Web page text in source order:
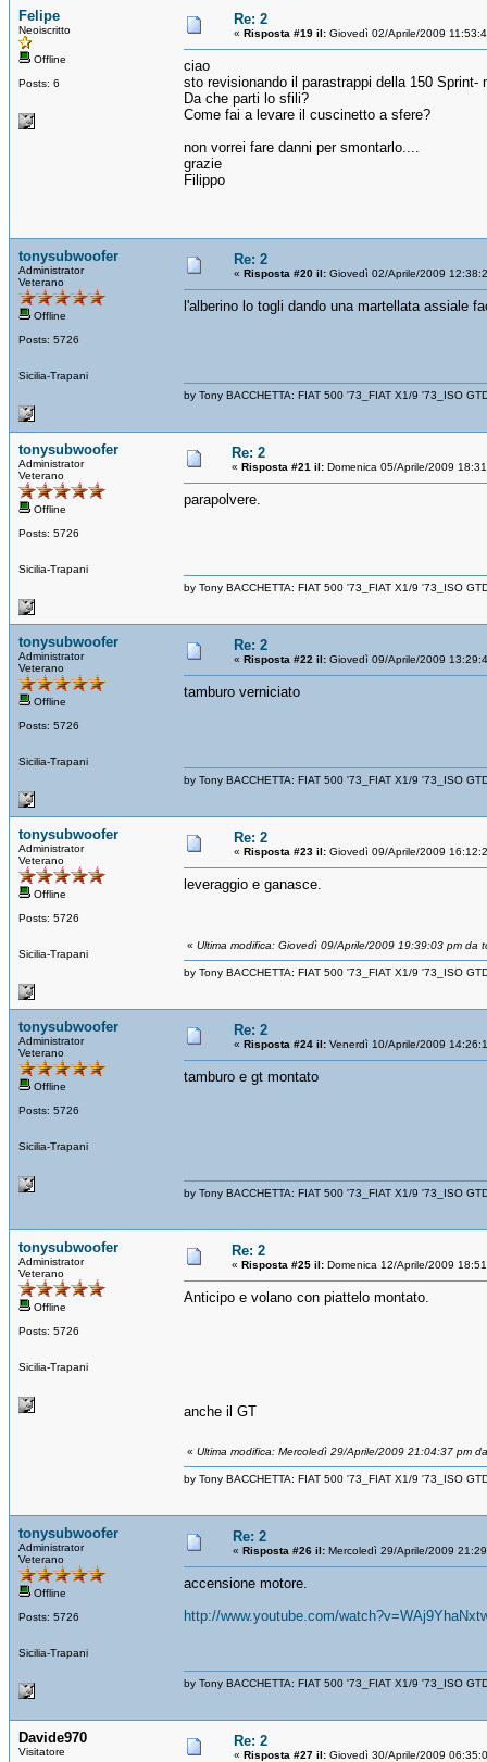
Felipe
Neoiscritto
Offline
Posts: 6
Re: 2
« Risposta #19 il: Giovedì 02/Aprile/2009
ciao
sto revisionando il parastrappi della 150 Sprint-
Da che parti lo sfili?
Come fai a levare il cuscinetto a sfere?
non vorrei fare danni per smontarlo....
grazie
Filippo
tonysubwoofer
Administrator
Veterano
Offline
Posts: 5726
Sicilia-Trapani
Re: 2
« Risposta #20 il: Giovedì 02/Aprile/2009
l'alberino lo togli dando una martellata assiale
by Tony BACCHETTA: FIAT 500 '73_FIAT X1/9 '73_ISO
tonysubwoofer
Administrator
Veterano
Offline
Posts: 5726
Sicilia-Trapani
Re: 2
« Risposta #21 il: Domenica 05/Aprile/2009
parapolvere.
by Tony BACCHETTA: FIAT 500 '73_FIAT X1/9 '73_ISO
tonysubwoofer
Administrator
Veterano
Offline
Posts: 5726
Sicilia-Trapani
Re: 2
« Risposta #22 il: Giovedì 09/Aprile/2009
tamburo verniciato
by Tony BACCHETTA: FIAT 500 '73_FIAT X1/9 '73_ISO
tonysubwoofer
Administrator
Veterano
Offline
Posts: 5726
Sicilia-Trapani
Re: 2
« Risposta #23 il: Giovedì 09/Aprile/2009
leveraggio e ganasce.
« Ultima modifica: Giovedì 09/Aprile/2009 19:39:03 pm da
by Tony BACCHETTA: FIAT 500 '73_FIAT X1/9 '73_ISO
tonysubwoofer
Administrator
Veterano
Offline
Posts: 5726
Sicilia-Trapani
Re: 2
« Risposta #24 il: Venerdì 10/Aprile/2009
tamburo e gt montato
by Tony BACCHETTA: FIAT 500 '73_FIAT X1/9 '73_ISO
tonysubwoofer
Administrator
Veterano
Offline
Posts: 5726
Sicilia-Trapani
Re: 2
« Risposta #25 il: Domenica 12/Aprile/2009
Anticipo e volano con piattelo montato.
anche il GT
« Ultima modifica: Mercoledì 29/Aprile/2009 21:04:37 pm
by Tony BACCHETTA: FIAT 500 '73_FIAT X1/9 '73_ISO
tonysubwoofer
Administrator
Veterano
Offline
Posts: 5726
Sicilia-Trapani
Re: 2
« Risposta #26 il: Mercoledì 29/Aprile/2009
accensione motore.
http://www.youtube.com/
by Tony BACCHETTA: FIAT 500 '73_FIAT X1/9 '73_ISO
Davide970
Visitatore
Re: 2
« Risposta #27 il: Giovedì 30/Aprile/2009